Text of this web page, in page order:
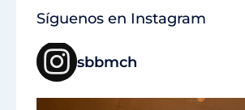
Síguenos en Instagram
sbbmch